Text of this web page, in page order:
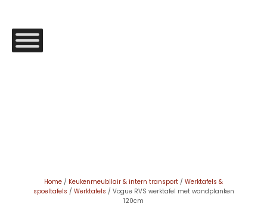
Home / Keukenmeubilair & intern transport / Werktafels &
spoeltafels / Werktafels / Vogue RVS werktafel met wandplanken
120cm